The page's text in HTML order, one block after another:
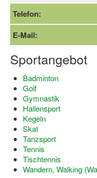
Erste-Hilfe-
Anmeldeformular /
Open Sports Day
Dortmund lernt
Mädchen in
Bewegungszwerge
Telefon:
E-Mail:
Sportangebot
Badminton
Golf
Gymnastik
Hallensport
Kegeln
Skat
Tanzsport
Tennis
Tischtennis
Wandern, Walking